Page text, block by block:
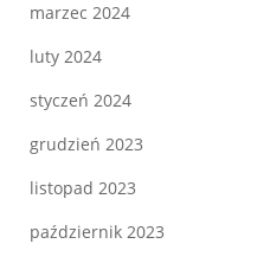
marzec 2024
luty 2024
styczeń 2024
grudzień 2023
listopad 2023
październik 2023